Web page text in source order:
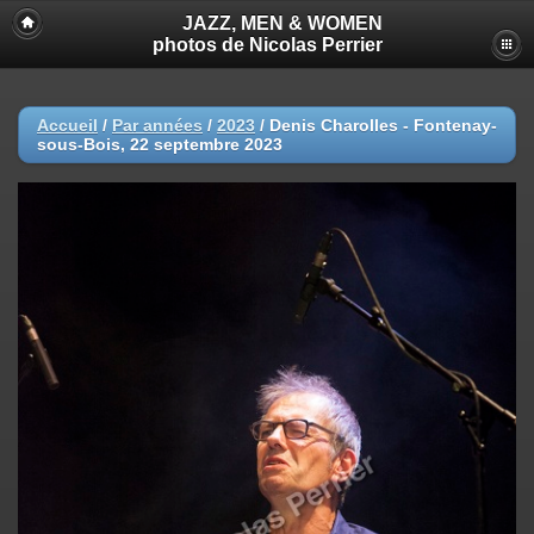
JAZZ, MEN & WOMEN
photos de Nicolas Perrier
Accueil / Par années / 2023 / Denis Charolles - Fontenay-
sous-Bois, 22 septembre 2023